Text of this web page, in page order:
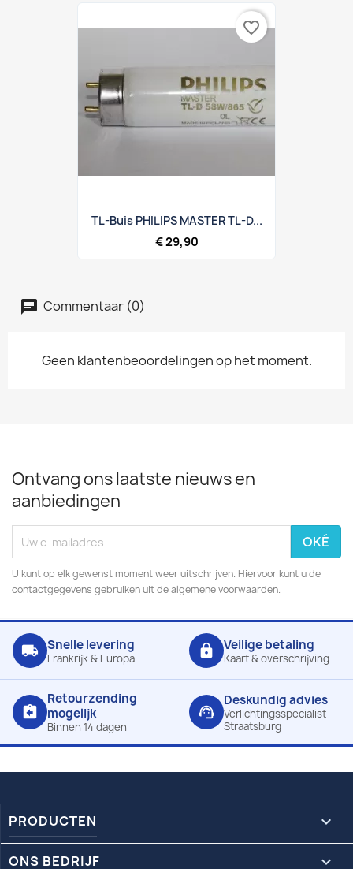
TL-Buis PHILIPS MASTER TL-D...
€ 29,90
favorite_border
Commentaar (0)
Geen klantenbeoordelingen op het moment.
Ontvang ons laatste nieuws en
aanbiedingen
U kunt op elk gewenst moment weer uitschrijven. Hiervoor kunt u de
contactgegevens gebruiken uit de algemene voorwaarden.
local_shipping Snelle levering
Frankrijk & Europa lock Veilige betaling
Kaart & overschrijving
assignment_return
Retourzending
mogelijk
Binnen 14 dagen
support_agent
Deskundig advies
Verlichtingsspecialist
Straatsburg
PRODUCTEN 
ONS BEDRIJF 